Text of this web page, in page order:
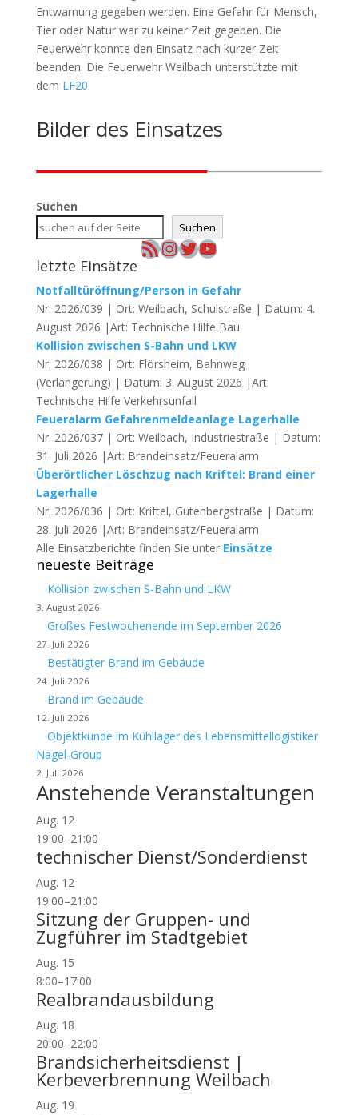
Entwarnung gegeben werden. Eine Gefahr für Mensch,
Tier oder Natur war zu keiner Zeit gegeben. Die
Feuerwehr konnte den Einsatz nach kurzer Zeit
beenden. Die Feuerwehr Weilbach unterstützte mit
dem LF20.
Bilder des Einsatzes
Suchen
Suchen
RSS-FeedInstagram
Twitter
YouTube
letzte Einsätze
Notfalltüröffnung/Person in Gefahr
Nr. 2026/039 | Ort: Weilbach, Schulstraße | Datum: 4.
August 2026 |Art: Technische Hilfe Bau
Kollision zwischen S-Bahn und LKW
Nr. 2026/038 | Ort: Flörsheim, Bahnweg
(Verlängerung) | Datum: 3. August 2026 |Art:
Technische Hilfe Verkehrsunfall
Feueralarm Gefahrenmeldeanlage Lagerhalle
Nr. 2026/037 | Ort: Weilbach, Industriestraße | Datum:
31. Juli 2026 |Art: Brandeinsatz/Feueralarm
Überörtlicher Löschzug nach Kriftel: Brand einer
Lagerhalle
Nr. 2026/036 | Ort: Kriftel, Gutenbergstraße | Datum:
28. Juli 2026 |Art: Brandeinsatz/Feueralarm
Alle Einsatzberichte finden Sie unter Einsätze
neueste Beiträge
Kollision zwischen S-Bahn und LKW
3. August 2026
Großes Festwochenende im September 2026
27. Juli 2026
Bestätigter Brand im Gebäude
24. Juli 2026
Brand im Gebäude
12. Juli 2026
Objektkunde im Kühllager des Lebensmittellogistiker
Nagel-Group
2. Juli 2026
Anstehende Veranstaltungen
Aug. 12
19:00–21:00
technischer Dienst/Sonderdienst
Aug. 12
19:00–21:00
Sitzung der Gruppen- und
Zugführer im Stadtgebiet
Aug. 15
8:00–17:00
Realbrandausbildung
Aug. 18
20:00–22:00
Brandsicherheitsdienst |
Kerbeverbrennung Weilbach
Aug. 19